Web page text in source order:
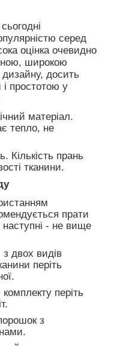
серед
оцінка очевидно
широкою
дизайну, досить
простотою у
матеріал.
тепло, не
Кількість прань
тканини.
прати
наступні - не вище
двох видів
періть
періть
з